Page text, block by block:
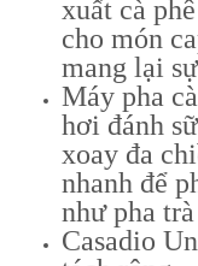
xuất cà
cho món
mang lại
Máy pha
hơi đánh
xoay đa
nhanh để
như pha trà
Casadio